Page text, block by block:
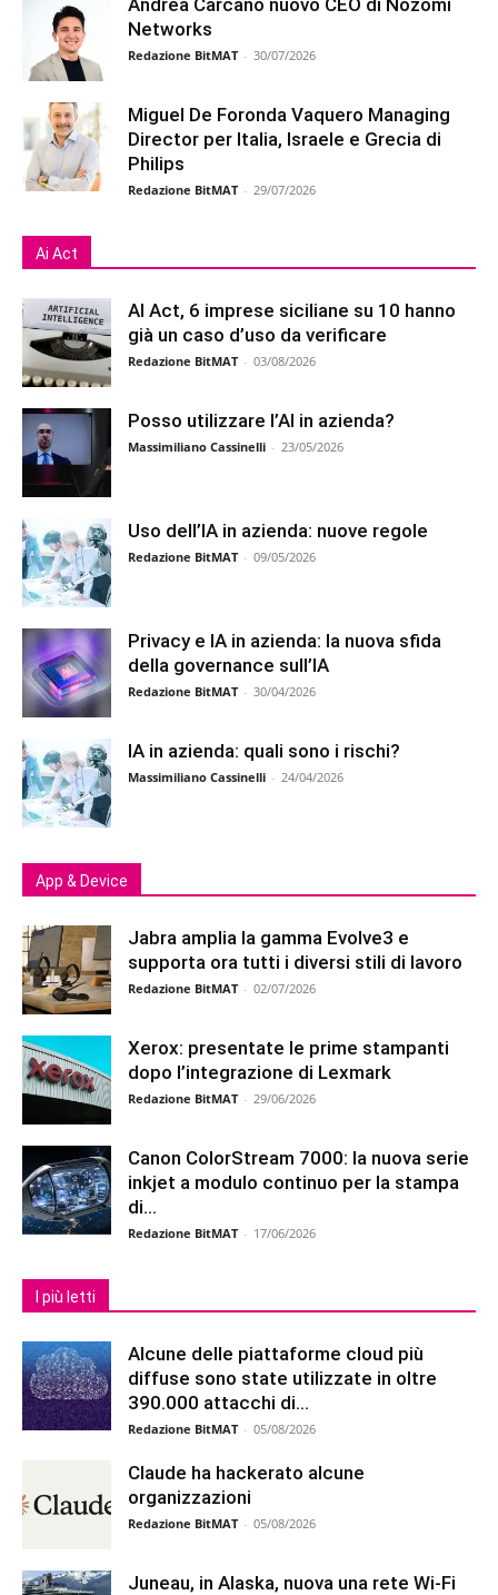
Andrea Carcano nuovo CEO di Nozomi
Networks
Redazione BitMAT - 30/07/2026
Miguel De Foronda Vaquero Managing
Director per Italia, Israele e Grecia di
Philips
Redazione BitMAT - 29/07/2026
Ai Act
AI Act, 6 imprese siciliane su 10 hanno
già un caso d’uso da verificare
Redazione BitMAT - 03/08/2026
Posso utilizzare l’AI in azienda?
Massimiliano Cassinelli - 23/05/2026
Uso dell’IA in azienda: nuove regole
Redazione BitMAT - 09/05/2026
Privacy e IA in azienda: la nuova sfida
della governance sull’IA
Redazione BitMAT - 30/04/2026
IA in azienda: quali sono i rischi?
Massimiliano Cassinelli - 24/04/2026
App & Device
Jabra amplia la gamma Evolve3 e
supporta ora tutti i diversi stili di lavoro
Redazione BitMAT - 02/07/2026
Xerox: presentate le prime stampanti
dopo l’integrazione di Lexmark
Redazione BitMAT - 29/06/2026
Canon ColorStream 7000: la nuova serie
inkjet a modulo continuo per la stampa
di...
Redazione BitMAT - 17/06/2026
I più letti
Alcune delle piattaforme cloud più
diffuse sono state utilizzate in oltre
390.000 attacchi di...
Redazione BitMAT - 05/08/2026
Claude ha hackerato alcune
organizzazioni
Redazione BitMAT - 05/08/2026
Juneau, in Alaska, nuova una rete Wi-Fi